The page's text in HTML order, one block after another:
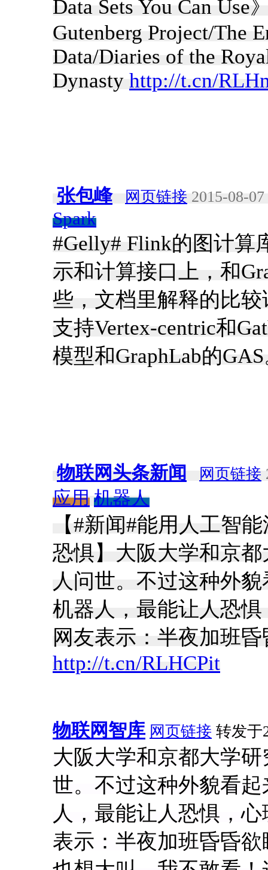
Data Sets You Can
Gutenberg Project/The
Data/Diaries of the
Dynasty http://t.cn/
张包峰 网页链接 2015-08-
Spark
#Gelly# Flink的图计算
示和计算接口上，和
些，文档里解释的比
支持Vertex-centric和
模型和GraphLab的
物联网头条新闻 网页链接
应用 机器人
【#新闻#能用人工智
恐惧】大阪大学和京
人问世。不过这种外
机器人，最能让人恐
网友表示：半夜加班
http://t.cn/RLHCPit
物联网智库 网页链接 转发于
大阪大学和京都大学
世。不过这种外貌看
人，最能让人恐惧，
表示：半夜加班昏昏